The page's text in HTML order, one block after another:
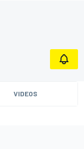
VIDEOS